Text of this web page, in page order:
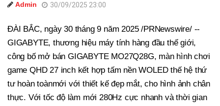
Admin 30/09/2025 23:00
ĐÀI BẮC, ngày 30 tháng 9 năm 2025 /PRNewswire/ --
GIGABYTE, thương hiệu máy tính hàng đầu thế giới,
công bố mở bán GIGABYTE MO27Q28G, màn hình chơi
game QHD 27 inch kết hợp tấm nền WOLED thế hệ thứ
tư hoàn toànmới với thiết kế đẹp mắt, cho hình ảnh chân
thực. Với tốc độ làm mới 280Hz cực nhanh và thời gian